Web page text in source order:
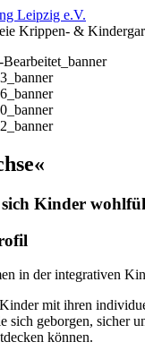
Krippen- &
Kinder
in der integrativen
mit ihren
sich geborgen, sicher
können.